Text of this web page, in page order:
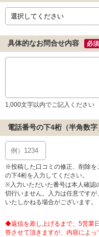
具体的なお問合せ内容 必須
1,000文字以内でご記入ください
電話番号の下4桁（半角数字
※投稿した口コミの修正、削除を
の下4桁を入力してください。
※入力いただいた番号は本人確認
切行いません。入力は任意です
いたしかねる場合がございます。
◆返信を差し上げるまで、5営業
答させて頂きますが、内容によっ